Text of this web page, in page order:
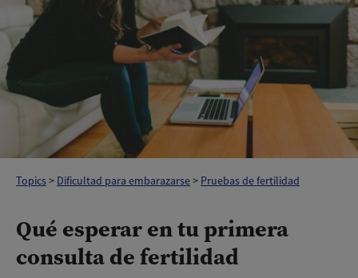
Topics> Dificultad para embarazarse> Pruebas de fertilidad
Qué esperar en tu primera
consulta de fertilidad